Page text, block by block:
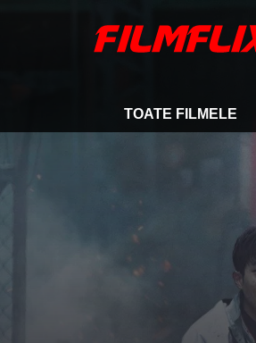
TOATE FILMELE